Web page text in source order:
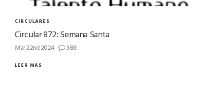
CIRCULARES
Circular 872: Semana Santa
Mar 22nd 2024 388
LEER MÁS